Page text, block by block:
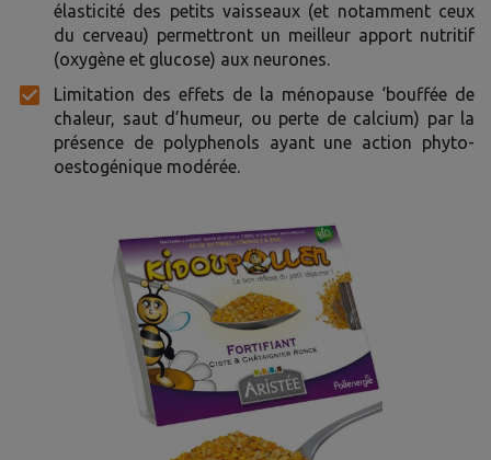
élasticité des petits vaisseaux (et notamment ceux
du cerveau) permettront un meilleur apport nutritif
(oxygène et glucose) aux neurones.
Limitation des effets de la ménopause ‘bouffée de
chaleur, saut d’humeur, ou perte de calcium) par la
présence de polyphenols ayant une action phyto-
oestogénique modérée.